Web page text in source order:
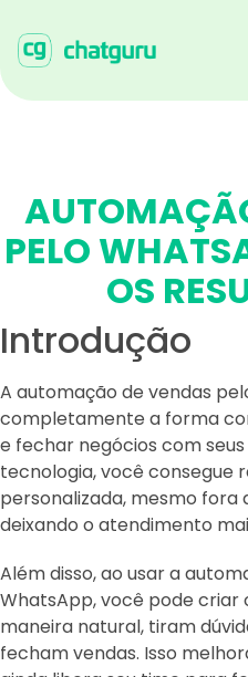
PELO
OS
Introdução
A automação de vendas
completamente a forma
e fechar negócios com
tecnologia, você consegue
personalizada, mesmo fora
deixando o atendimento
Além disso, ao usar a
WhatsApp, você pode
maneira natural, tiram
fecham vendas. Isso